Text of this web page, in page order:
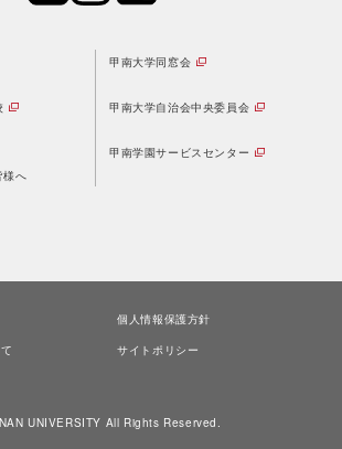
様へ
甲南大学同窓会
甲南大学自治会中央委員会
甲南学園サービスセンター
個人情報保護方針
サイトポリシー
UNIVERSITY All Rights Reserved.